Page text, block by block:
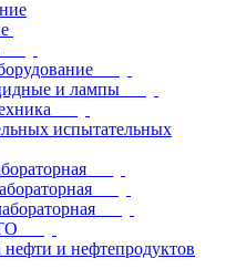
и лампы
испытательных
и нефтепродуктов